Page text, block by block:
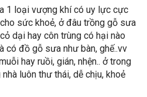
1 loại vượng khí có uy lực cực
sức khoẻ, ở đâu trồng gỗ sưa
dại hay côn trùng có hại nào
có đồ gỗ sưa như bàn, ghế..vv
hay ruồi, gián, nhện.. ở trong
luôn thư thái, dễ chịu, khoẻ